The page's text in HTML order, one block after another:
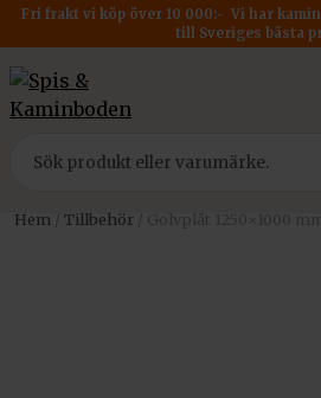
Fri frakt vi köp över 10 000:- Vi har
till Sveriges bästa
Hem Tillbehör